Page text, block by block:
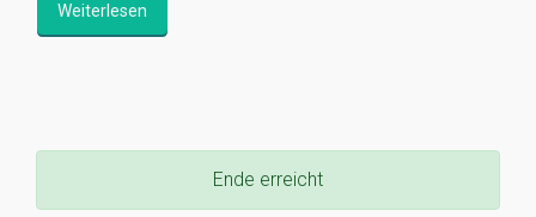
Weiterlesen
Ende erreicht